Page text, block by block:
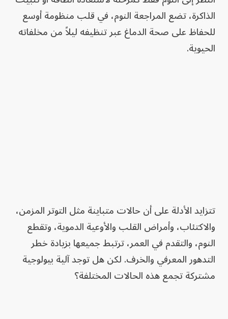
الذاكرة، تضع المراجعة النوم، في قلب منظومة أوسع
للحفاظ على صحة الدماغ عبر تنظيفه ليلاً من مخلفاته
الحيوية.
تتزايد الأدلة على أن حالات متباينة مثل التوتر المزمن،
والاكتئاب، وأمراض القلب والأوعية الدموية، وتقطع
النوم، والتقدم في العمر، ترتبط جميعها بزيادة خطر
التدهور المعرفي والخرف. لكن هل توجد آلية بيولوجية
مشتركة تجمع هذه الحالات المختلفة؟